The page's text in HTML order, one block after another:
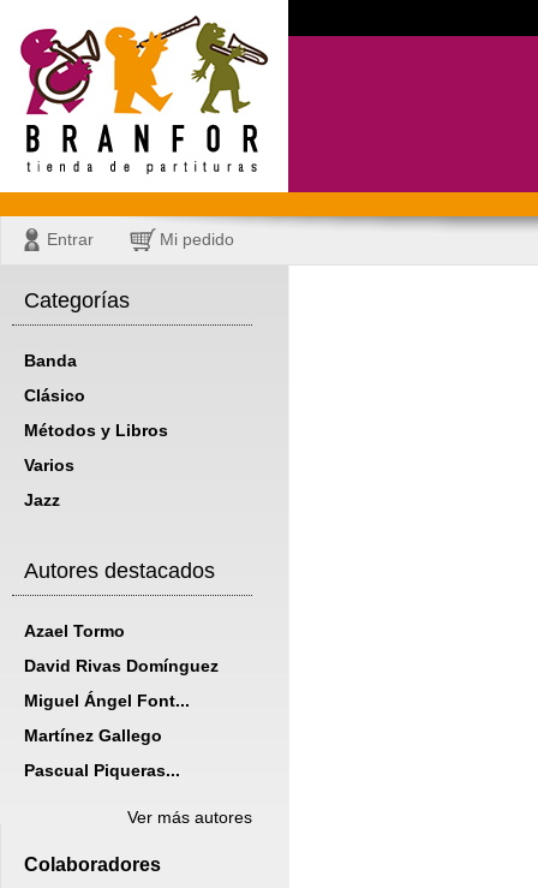
Entrar Mi pedido
Categorías
Banda
Clásico
Métodos y Libros
Varios
Jazz
Autores destacados
Azael Tormo
David Rivas Domínguez
Miguel Ángel Font...
Martínez Gallego
Pascual Piqueras...
Ver más autores
Colaboradores